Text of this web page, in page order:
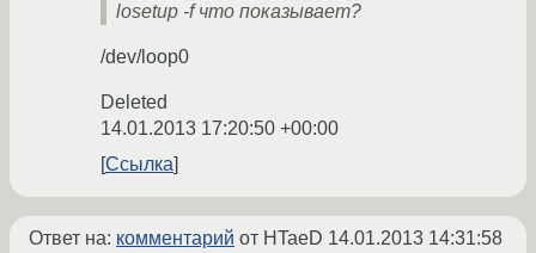
losetup -f что показывает?
/dev/loop0
Deleted
14.01.2013 17:20:50 +00:00
Ссылка
Ответ на: комментарий от HTaeD 14.01.2013 14:31:58